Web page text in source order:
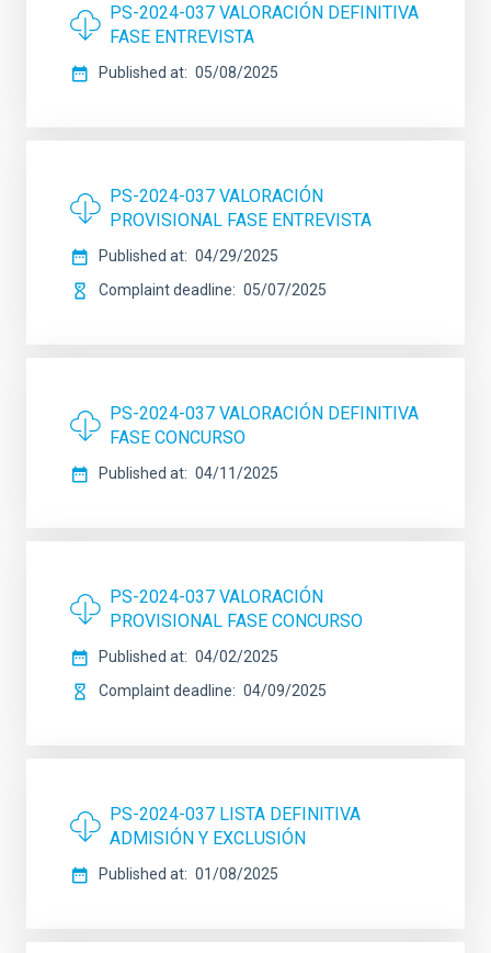
PS-2024-037 VALORACIÓN DEFINITIVA
FASE ENTREVISTA
Published at 05/08/2025
PS-2024-037 VALORACIÓN
PROVISIONAL FASE ENTREVISTA
Published at
04/29/2025
Complaint deadline
05/07/2025
PS-2024-037 VALORACIÓN DEFINITIVA
FASE CONCURSO
Published at 04/11/2025
PS-2024-037 VALORACIÓN
PROVISIONAL FASE CONCURSO
Published at
04/02/2025
Complaint deadline
04/09/2025
PS-2024-037 LISTA DEFINITIVA
ADMISIÓN Y EXCLUSIÓN
Published at 01/08/2025